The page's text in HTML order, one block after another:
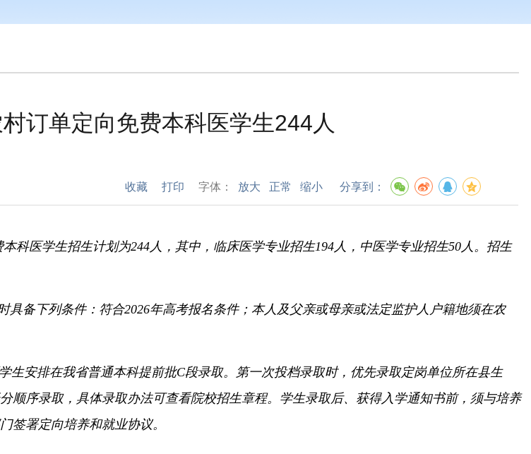
订单定向免费本科医学生244人
收藏 打印 字体： 放大 正常 缩小 分享到：
科医学生招生计划为244人， 其中， 临床医学专业招生194人， 中医学专业招生50人。 招生
具备下列条件： 符合2026年高考报名条件； 本人及父亲或母亲或法定监护人户籍地须在农
生安排在我省普通本科提前批C段录取。 第一次投档录取时， 优先录取定岗单位所在县生
顺序录取， 具体录取办法可查看院校招生章程。 学生录取后、 获得入学通知书前， 须与培养
签署定向培养和就业协议。